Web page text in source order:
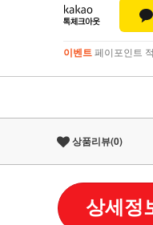
이벤트 페이포인트
이벤트페이포인트
상품리뷰(0)
상세정